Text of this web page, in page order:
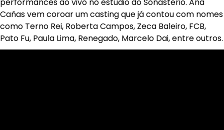
Cañas vem coroar um casting que já contou com nomes
como Terno Rei, Roberta Campos, Zeca Baleiro, FCB,
Pato Fu, Paula Lima, Renegado, Marcelo Dai, entre outros.